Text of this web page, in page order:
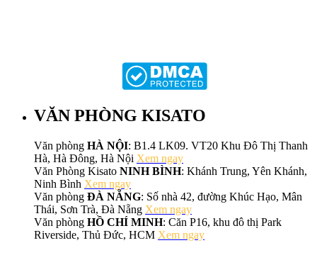
VĂN PHÒNG KISATO
Văn phòng HÀ NỘI: B1.4 LK09. VT20 Khu Đô Thị Thanh
Hà, Hà Đông, Hà Nội Xem ngay
Văn Phòng Kisato NINH BÌNH: Khánh Trung, Yên Khánh,
Ninh Bình Xem ngay
Văn phòng ĐÀ NẴNG: Số nhà 42, đường Khúc Hạo, Mân
Thái, Sơn Trà, Đà Nẵng Xem ngay
Văn phòng HỒ CHÍ MINH: Căn P16, khu đô thị Park
Riverside, Thủ Đức, HCM Xem ngay